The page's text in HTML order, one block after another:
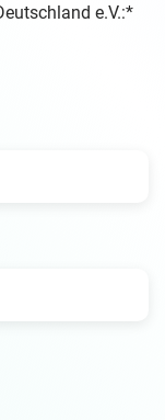
e.V.:*